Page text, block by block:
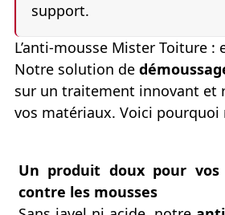
support.
L’anti-mousse Mister Toiture
Notre solution de
sur un traitement innovant et
vos matériaux. Voici pourquoi
Un produit doux pour vos
contre les mousses